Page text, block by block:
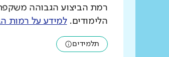
רמת הביצוע הגבוהה
הלימודים.למידע על רמות
תלמידים